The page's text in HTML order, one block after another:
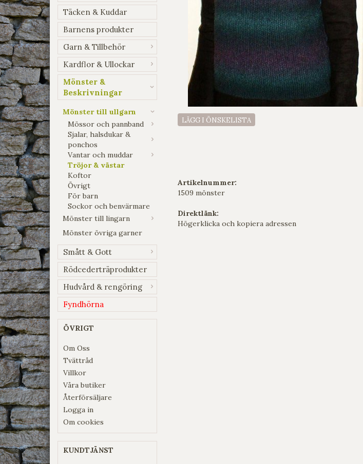
Täcken & Kuddar
Barnens produkter
Garn & Tillbehör
Kardflor & Ullockar
Mönster &
Beskrivningar
Mönster till ullgarn
Mössor och pannband
Sjalar, halsdukar &
ponchos
Vantar och muddar
Tröjor & västar
Koftor
Övrigt
För barn
Sockor och benvärmare
Mönster till lingarn
Mönster övriga garner
Smått & Gott
Rödcederträprodukter
Hudvård & rengöring
Fyndhörna
ÖVRIGT
Om Oss
Tvättråd
Villkor
Våra butiker
Återförsäljare
Logga in
Om cookies
KUNDTJÄNST
LÄGG I ÖNSKELISTA
Artikelnummer:
1509 mönster
Direktlänk:
Högerklicka och kopiera adressen